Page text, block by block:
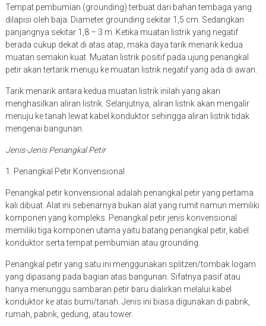
Tempat pembumian (grounding) terbuat dari bahan tembaga yang
dilapisi oleh baja. Diameter grounding sekitar 1,5 cm. Sedangkan
panjangnya sekitar 1,8 – 3 m. Ketika muatan listrik yang negatif
berada cukup dekat di atas atap, maka daya tarik menarik kedua
muatan semakin kuat. Muatan listrik positif pada ujung penangkal
petir akan tertarik menuju ke muatan listrik negatif yang ada di awan.
Tarik menarik antara kedua muatan listrik inilah yang akan
menghasilkan aliran listrik. Selanjutnya, aliran listrik akan mengalir
menuju ke tanah lewat kabel konduktor sehingga aliran listrik tidak
mengenai bangunan.
Jenis-Jenis Penangkal Petir
1. Penangkal Petir Konvensional
Penangkal petir konvensional adalah penangkal petir yang pertama
kali dibuat. Alat ini sebenarnya bukan alat yang rumit namun memiliki
komponen yang kompleks. Penangkal petir jenis konvensional
memiliki tiga komponen utama yaitu batang penangkal petir, kabel
konduktor serta tempat pembumian atau grounding.
Penangkal petir yang satu ini menggunakan splitzen/tombak logam
yang dipasang pada bagian atas bangunan. Sifatnya pasif atau
hanya menunggu sambaran petir baru dialirkan melalui kabel
konduktor ke atas bumi/tanah. Jenis ini biasa digunakan di pabrik,
rumah, pabrik, gedung, atau tower.